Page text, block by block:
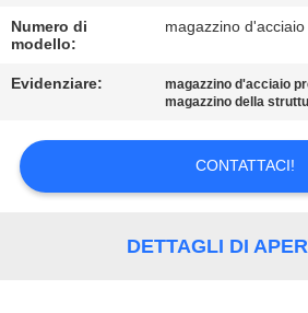
CONTROLLO
DELLA
QUALITÀ
CONTATTACI
Numero di
modello:
magazzino d'acciaio
Evidenziare: magazzino d'acciaio
magazzino della
CONTATTACI!
DETTAGLI DI